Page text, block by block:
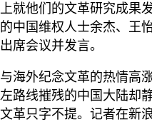
上就他们的文革研究成果
的中国维权人士余杰、王
出席会议并发言。
与海外纪念文革的热情高
左路线摧残的中国大陆却
文革只字不提。记者在新